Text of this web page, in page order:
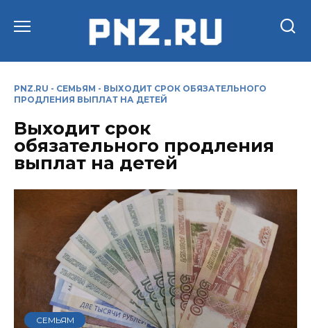
PNZ.RU - СЕМЬЯМ - ВЫХОДИТ СРОК ОБЯЗАТЕЛЬНОГО
ПРОДЛЕНИЯ ВЫПЛАТ НА ДЕТЕЙ
Выходит срок
обязательного продления
выплат на детей
СЕМЬЯМ